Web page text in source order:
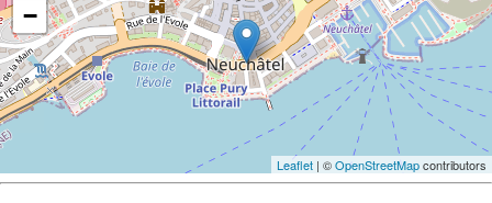
−
Leaflet | ©OpenStreetMapcontributors